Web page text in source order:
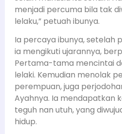
menjadi percuma bila tak
lelaku,” petuah ibunya.
Ia percaya ibunya, setelah
ia mengikuti ujarannya,
Pertama-tama mencintai
lelaki. Kemudian menolak
perempuan, juga
Ayahnya. Ia mendapatkan
teguh nan utuh, yang
hidup.